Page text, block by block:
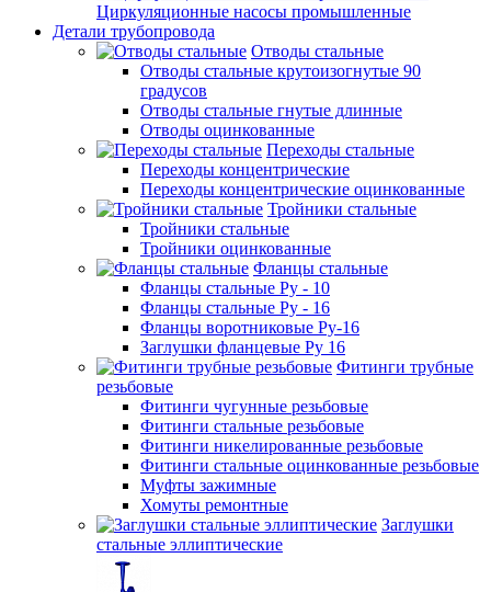
Циркуляционные насосы промышленные
Детали трубопровода
Отводы стальные
Отводы стальные крутоизогнутые 90
градусов
Отводы стальные гнутые длинные
Отводы оцинкованные
Переходы стальные
Переходы концентрические
Переходы концентрические оцинкованные
Тройники стальные
Тройники стальные
Тройники оцинкованные
Фланцы стальные
Фланцы стальные Ру - 10
Фланцы стальные Ру - 16
Фланцы воротниковые Ру-16
Заглушки фланцевые Ру 16
Фитинги трубные
резьбовые
Фитинги чугунные резьбовые
Фитинги стальные резьбовые
Фитинги никелированные резьбовые
Фитинги стальные оцинкованные резьбовые
Муфты зажимные
Хомуты ремонтные
Заглушки
стальные эллиптические